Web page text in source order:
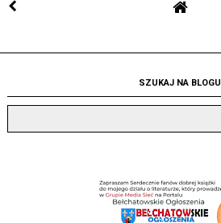
SZUKAJ NA BLOGU